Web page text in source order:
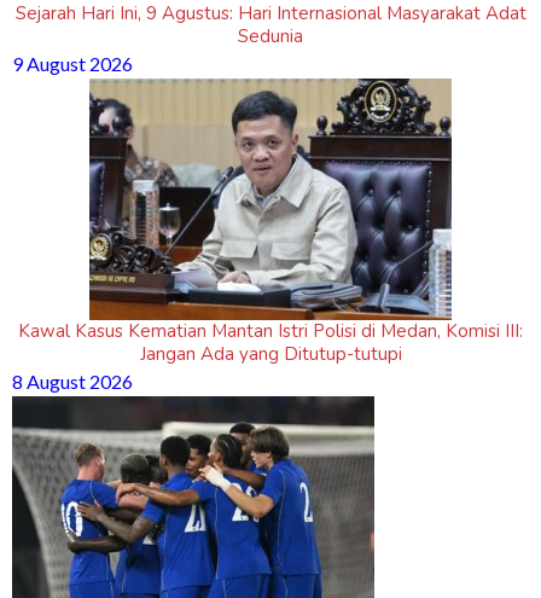
Sejarah Hari Ini, 9 Agustus: Hari Internasional Masyarakat Adat
Sedunia
9 August 2026
Kawal Kasus Kematian Mantan Istri Polisi di Medan, Komisi III:
Jangan Ada yang Ditutup-tutupi
8 August 2026